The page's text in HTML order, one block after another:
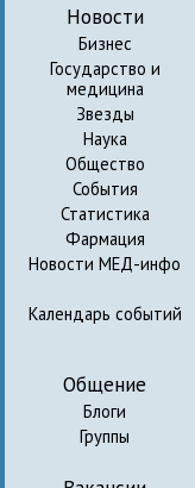
Новости
Бизнес
Государство и
медицина
Звезды
Наука
Общество
События
Статистика
Фармация
Новости МЕД-инфо
Календарь событий
Общение
Блоги
Группы